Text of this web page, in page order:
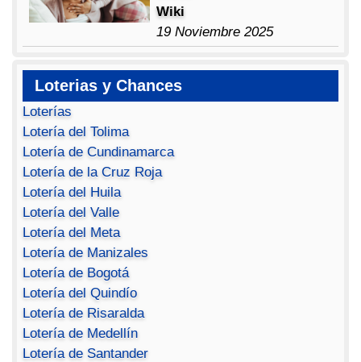
Wiki
19 Noviembre 2025
Loterias y Chances
Loterías
Lotería del Tolima
Lotería de Cundinamarca
Lotería de la Cruz Roja
Lotería del Huila
Lotería del Valle
Lotería del Meta
Lotería de Manizales
Lotería de Bogotá
Lotería del Quindío
Lotería de Risaralda
Lotería de Medellín
Lotería de Santander